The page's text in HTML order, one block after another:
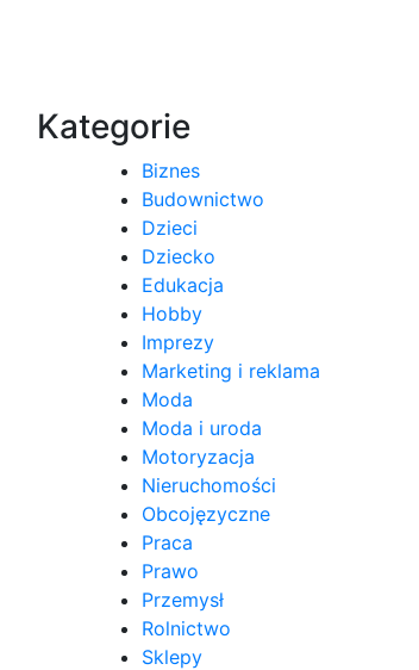
Kategorie
Biznes
Budownictwo
Dzieci
Dziecko
Edukacja
Hobby
Imprezy
Marketing i reklama
Moda
Moda i uroda
Motoryzacja
Nieruchomości
Obcojęzyczne
Praca
Prawo
Przemysł
Rolnictwo
Sklepy